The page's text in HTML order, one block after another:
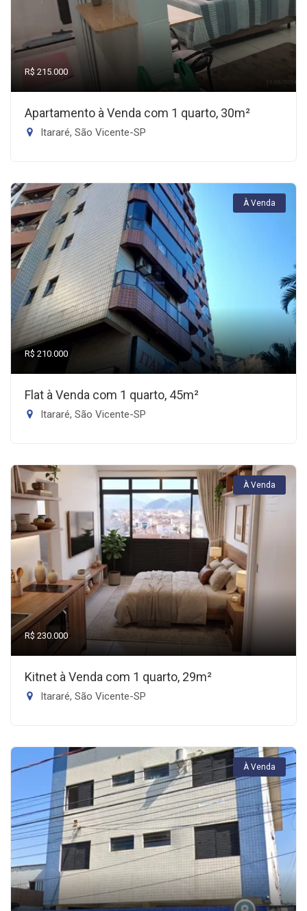
R$ 215.000
Apartamento à Venda com 1 quarto, 30m²
Itararé, São Vicente-SP
À Venda
R$ 210.000
Flat à Venda com 1 quarto, 45m²
Itararé, São Vicente-SP
À Venda
R$ 230.000
Kitnet à Venda com 1 quarto, 29m²
Itararé, São Vicente-SP
À Venda